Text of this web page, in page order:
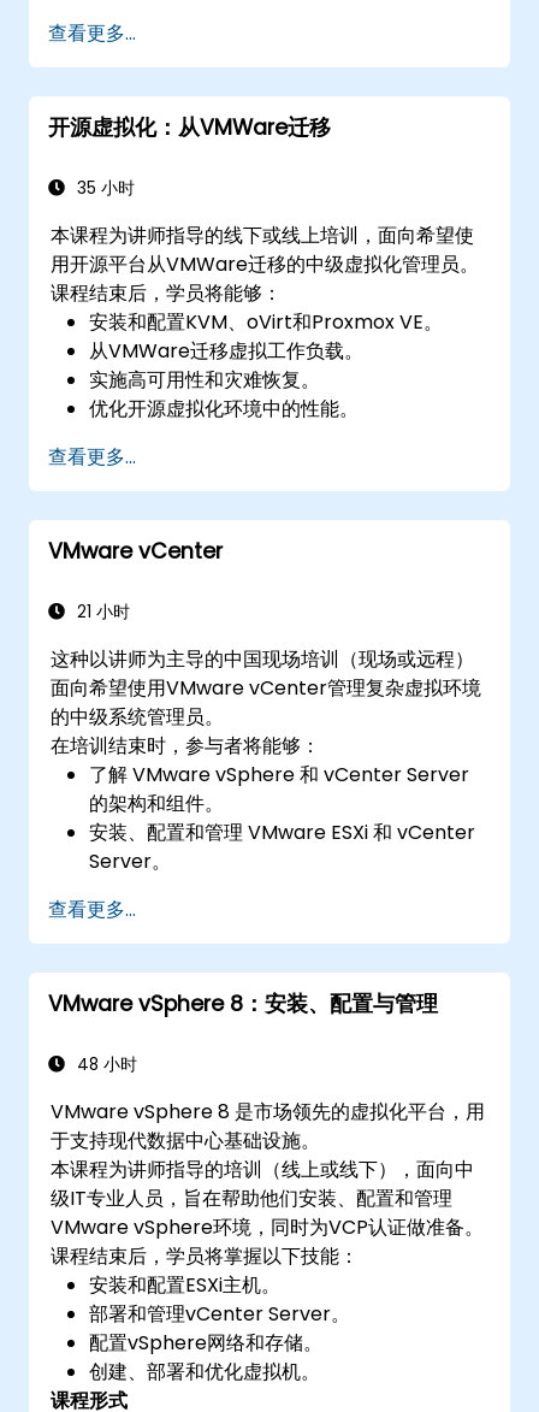
查看更多...
开源虚拟化：从VMWare迁移
35 小时
本课程为讲师指导的线下或线上培训，面向希望使
用开源平台从VMWare迁移的中级虚拟化管理员。
课程结束后，学员将能够：
安装和配置KVM、oVirt和Proxmox VE。
从VMWare迁移虚拟工作负载。
实施高可用性和灾难恢复。
优化开源虚拟化环境中的性能。
查看更多...
VMware vCenter
21 小时
这种以讲师为主导的中国现场培训（现场或远程）
面向希望使用VMware vCenter管理复杂虚拟环境
的中级系统管理员。
在培训结束时，参与者将能够：
了解 VMware vSphere 和 vCenter Server
的架构和组件。
安装、配置和管理 VMware ESXi 和 vCenter
Server。
创建、管理和迁移虚拟机。
确保虚拟化环境中的高可用性和灾难恢复。
自动执行 vSphere 任务并管理生命周期和升
级。
查看更多...
VMware vSphere 8：安装、配置与管理
48 小时
VMware vSphere 8 是市场领先的虚拟化平台，用
于支持现代数据中心基础设施。
本课程为讲师指导的培训（线上或线下），面向中
级IT专业人员，旨在帮助他们安装、配置和管理
VMware vSphere环境，同时为VCP认证做准备。
课程结束后，学员将掌握以下技能：
安装和配置ESXi主机。
部署和管理vCenter Server。
配置vSphere网络和存储。
创建、部署和优化虚拟机。
课程形式